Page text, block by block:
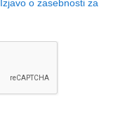
Izjavo o zasebnosti za